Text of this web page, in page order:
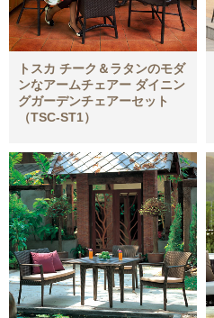
トスカ チーク＆ラタンのモダ
ンなアームチェアー ダイニン
グガーデンチェアーセット
（TSC-ST1）